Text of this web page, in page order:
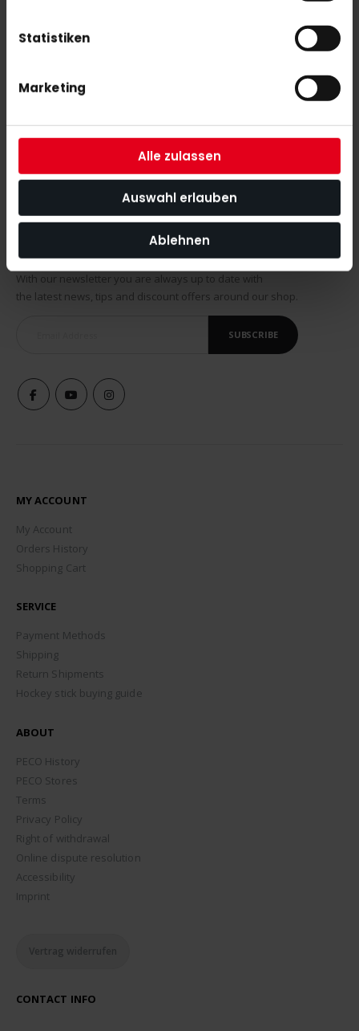
Statistiken
Marketing
Alle zulassen
Auswahl erlauben
Ablehnen
€279.00
SUBSCRIBE NEWSLETTER
With our newsletter you are always up to date with
the latest news, tips and discount offers around our shop.
SUBSCRIBE
MY ACCOUNT
My Account
Orders History
Shopping Cart
SERVICE
Payment Methods
Shipping
Return Shipments
Hockey stick buying guide
ABOUT
PECO History
PECO Stores
Terms
Privacy Policy
Right of withdrawal
Online dispute resolution
Accessibility
Imprint
Vertrag widerrufen
CONTACT INFO